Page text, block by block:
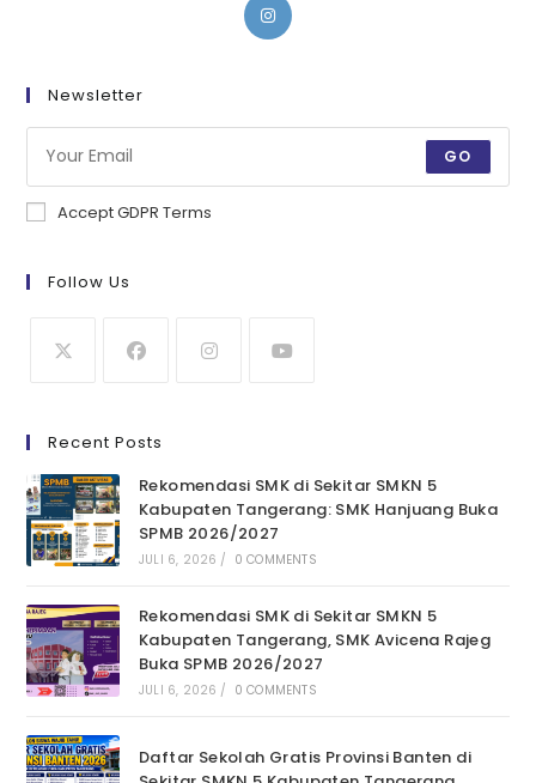
Newsletter
GO
Accept GDPR Terms
Follow Us
Recent Posts
Rekomendasi SMK di Sekitar SMKN 5
Kabupaten Tangerang: SMK Hanjuang Buka
SPMB 2026/2027
JULI 6, 2026 / 0 COMMENTS
Rekomendasi SMK di Sekitar SMKN 5
Kabupaten Tangerang, SMK Avicena Rajeg
Buka SPMB 2026/2027
JULI 6, 2026 / 0 COMMENTS
Daftar Sekolah Gratis Provinsi Banten di